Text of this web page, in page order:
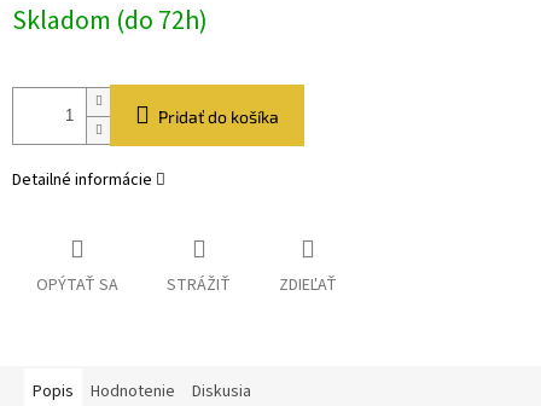
cena:
Skladom (do 72h)
Pridať do košíka
Detailné informácie
OPÝTAŤ SA STRÁŽIŤ ZDIEĽAŤ
Popis Hodnotenie Diskusia